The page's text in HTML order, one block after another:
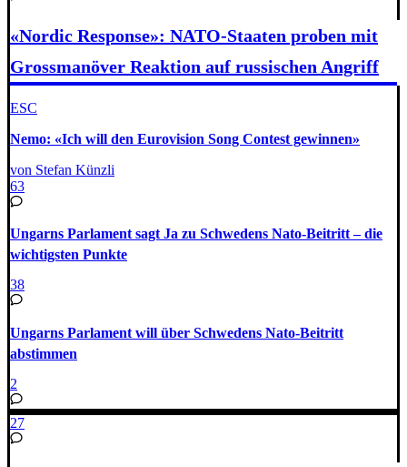
«Nordic Response»: NATO-Staaten proben mit
Grossmanöver Reaktion auf russischen Angriff
ESC
Nemo: «Ich will den Eurovision Song Contest gewinnen»
von Stefan Künzli
63
Ungarns Parlament sagt Ja zu Schwedens Nato-Beitritt – die
wichtigsten Punkte
38
Ungarns Parlament will über Schwedens Nato-Beitritt
abstimmen
2
27